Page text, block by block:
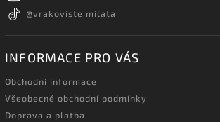
@vrakoviste.milata
INFORMACE PRO VÁS
Obchodní informace
Všeobecné obchodní podmínky
Doprava a platba